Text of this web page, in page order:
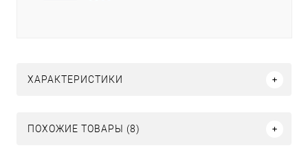
ХАРАКТЕРИСТИКИ
ПОХОЖИЕ ТОВАРЫ (8)